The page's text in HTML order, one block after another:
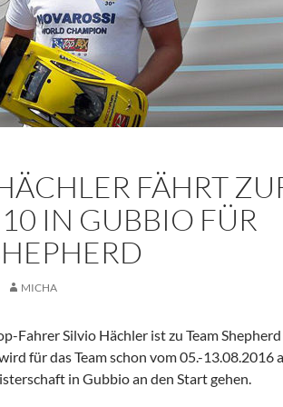
FÄHRT
IN GUBBIO FÜR
MICHA
Fahrer Silvio Hächler ist zu Team
für das Team schon vom 05.-13.08.2016
in Gubbio an den Start gehen.
zur WM VG10 in Gubbio für Team